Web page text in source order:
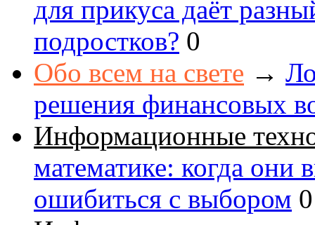
для прикуса даёт
подростков? 0
Обо всем на свете →
решения финансовых
Информационные
математике: когда они
ошибиться с выбором 0